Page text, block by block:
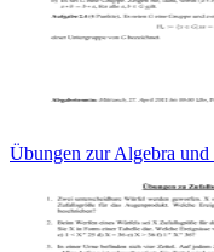
Übungen zur Algebra